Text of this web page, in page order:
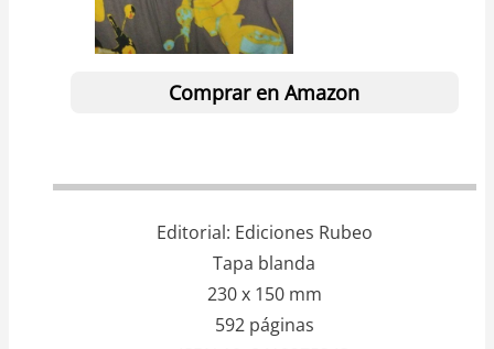
Comprar en Amazon
Editorial Ediciones Rubeo
Tapa blanda
230 x 150 mm
592 páginas